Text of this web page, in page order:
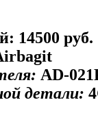
14500 руб.
AD-
детали: